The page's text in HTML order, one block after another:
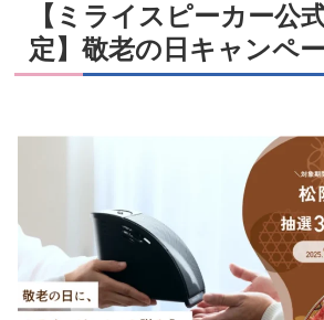
【ミライスピーカー公
定】敬老の日キャンペ